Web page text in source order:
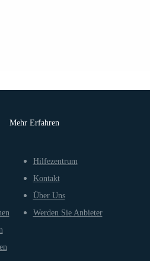
Mehr Erfahren
Hilfezentrum
Kontakt
Über Uns
Werden Sie Anbieter